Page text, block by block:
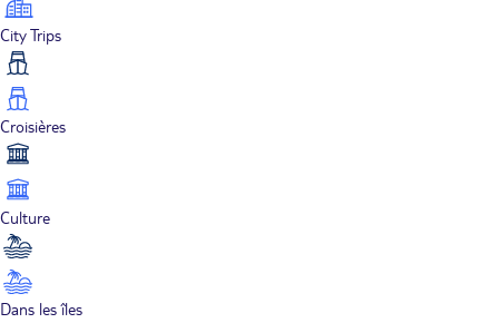
City Trips
Croisières
Culture
Dans les îles